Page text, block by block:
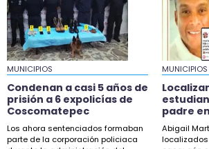
19:13
Localizan a Abigail, estudiante
en José Azueta
18:42
Buscan a Scarlet, menor
Coatzintla
18:33
MUNICIPIOS
Condenan a casi 5 años de
prisión a 6 expolicías de
Coscomatepec
Los ahora sentenciados formaban
parte de la corporación policiaca
MUNICIPIOS
padre
Abigail